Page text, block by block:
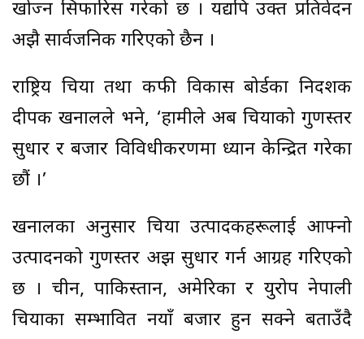
खोज्न सिफारिस गरेको छ । यद्यपि उक्त प्रतिवेदन
अझै सार्वजनिक गरिएको छैन ।
राष्ट्रिय चिया तथा कफी विकास बोर्डका निर्देशक
दीपक खनालले भने, ‘हामीले अब चियाको गुणस्तर
सुधार र बजार विविधीकरणमा ध्यान केन्द्रित गरेका
छौं ।’
खनालका अनुसार चिया उत्पादकहरूलाई आफ्नो
उत्पादनको गुणस्तर अझ सुधार गर्न आग्रह गरिएको
छ । चीन, पाकिस्तान, अमेरिका र युरोप नेपाली
चियाका सम्भावित नयाँ बजार हुन सक्ने बताउँदै